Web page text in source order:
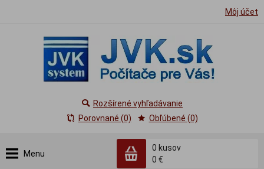
Môj účet
Menu
0 kusov
0 €
Rozšírené vyhľadávanie
Porovnané (0)
Obľúbené (0)